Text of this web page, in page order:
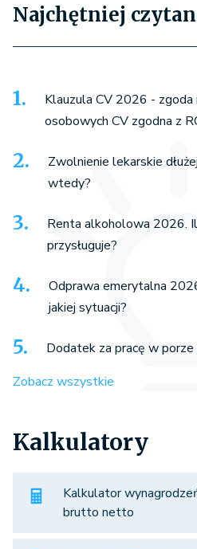
Najchętniej
Klauzula CV 2026 - zgoda
osobowych CV zgodna z
Zwolnienie lekarskie
wtedy?
Renta alkoholowa 2026.
przysługuje?
Odprawa emerytalna
jakiej sytuacji?
Dodatek za pracę w
Zobacz wszystkie
Kalkulatory
Kalkulator
brutto netto